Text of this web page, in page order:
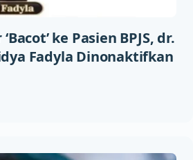
ke Pasien BPJS, dr.
Fadyla Dinonaktifkan